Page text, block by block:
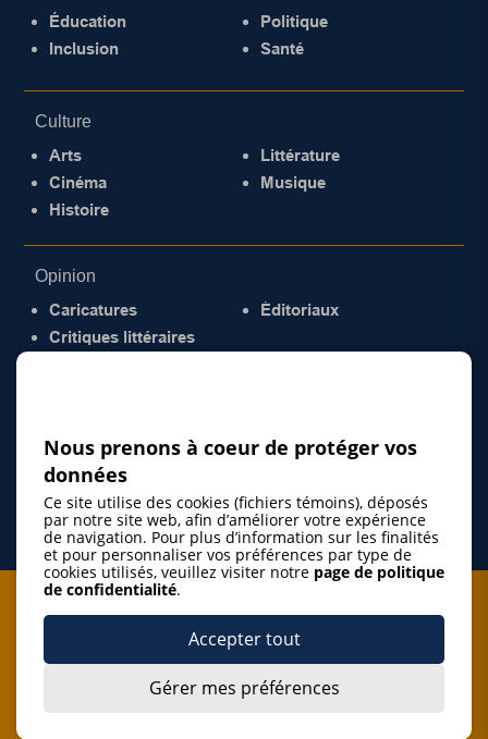
Éducation
Inclusion
Politique
Santé
Culture
Arts
Cinéma
Histoire
Littérature
Musique
Opinion
Caricatures
Critiques littéraires
Éditoriaux
Je m'abonne à l'infolettre
J’accepte de m’abonner à l’infolettre de La Gazette de la
Nous prenons à coeur de protéger vos
données
Ce site utilise des cookies (fichiers témoins), déposés
par notre site web, afin d’améliorer votre expérience
de navigation. Pour plus d’information sur les finalités
et pour personnaliser vos préférences par type de
cookies utilisés, veuillez visiter notre page de politique
de confidentialité.
Accepter tout
Gérer mes préférences